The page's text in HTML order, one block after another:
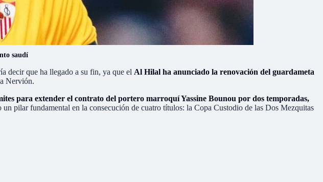
saudí
decir que ha llegado a su fin, ya que el Al Hilal ha anunciado la renovación del guardameta
Nervión.
para extender el contrato del portero marroquí Yassine Bounou por dos temporadas,
pilar fundamental en la consecución de cuatro títulos: la Copa Custodio de las Dos Mezquitas